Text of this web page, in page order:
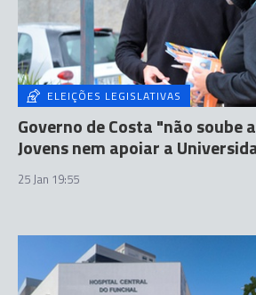
ELEIÇÕES LEGISLATIVAS
Governo de Costa "não soube
Jovens nem apoiar a
25 Jan 19:55